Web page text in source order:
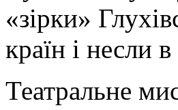
«зірки»
країн і несли
Театральне